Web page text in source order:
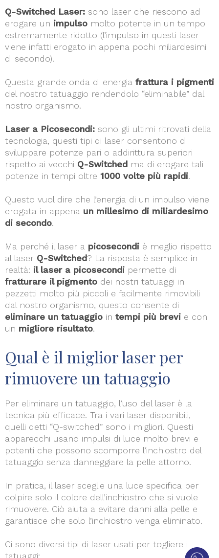
Q-Switched Laser: sono laser che riescono ad
erogare un impulso molto potente in un tempo
estremamente ridotto (l’impulso in questi laser
viene infatti erogato in appena pochi miliardesimi
di secondo).
Questa grande onda di energia frattura i pigmenti
del nostro tatuaggio rendendolo “eliminabile” dal
nostro organismo.
Laser a Picosecondi: sono gli ultimi ritrovati della
tecnologia, questi tipi di laser consentono di
sviluppare potenze pari o addirittura superiori
rispetto ai vecchi Q-Switched ma di erogare tali
potenze in tempi oltre 1000 volte più rapidi.
Questo vuol dire che l’energia di un impulso viene
erogata in appena un millesimo di miliardesimo
di secondo.
Ma perché il laser a picosecondi è meglio rispetto
al laser Q-Switched? La risposta è semplice in
realtà: il laser a picosecondi permette di
fratturare il pigmento dei nostri tatuaggi in
pezzetti molto più piccoli e facilmente rimovibili
dal nostro organismo, questo consente di
eliminare un tatuaggio in tempi più brevi e con
un migliore risultato.
Qual è il miglior laser per
rimuovere un tatuaggio
Per eliminare un tatuaggio, l’uso del laser è la
tecnica più efficace. Tra i vari laser disponibili,
quelli detti “Q-switched” sono i migliori. Questi
apparecchi usano impulsi di luce molto brevi e
potenti che possono scomporre l’inchiostro del
tatuaggio senza danneggiare la pelle attorno.
In pratica, il laser sceglie una luce specifica per
colpire solo il colore dell’inchiostro che si vuole
rimuovere. Ciò aiuta a evitare danni alla pelle e
garantisce che solo l’inchiostro venga eliminato.
Ci sono diversi tipi di laser usati per togliere i
tatuaggi: